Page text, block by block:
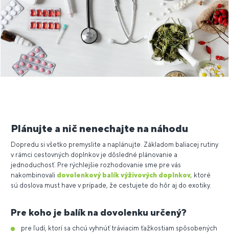
Plánujte a nič nenechajte na náhodu
Dopredu si všetko premyslite a naplánujte. Základom baliacej rutiny
v rámci cestovných doplnkov je dôsledné plánovanie a
jednoduchosť. Pre rýchlejšie rozhodovanie sme pre vás
nakombinovali dovolenkový balík výživových doplnkov, ktoré
sú doslova must have v prípade, že cestujete do hôr aj do exotiky.
Pre koho je balík na dovolenku určený?
pre ľudí, ktorí sa chcú vyhnúť tráviacim ťažkostiam spôsobených